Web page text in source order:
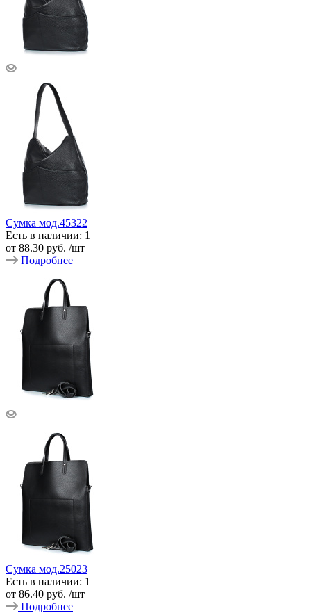
Сумка мод.45322
Есть в наличии: 1
от 88.30 руб. /шт
Подробнее
Сумка мод.25023
Есть в наличии: 1
от 86.40 руб. /шт
Подробнее